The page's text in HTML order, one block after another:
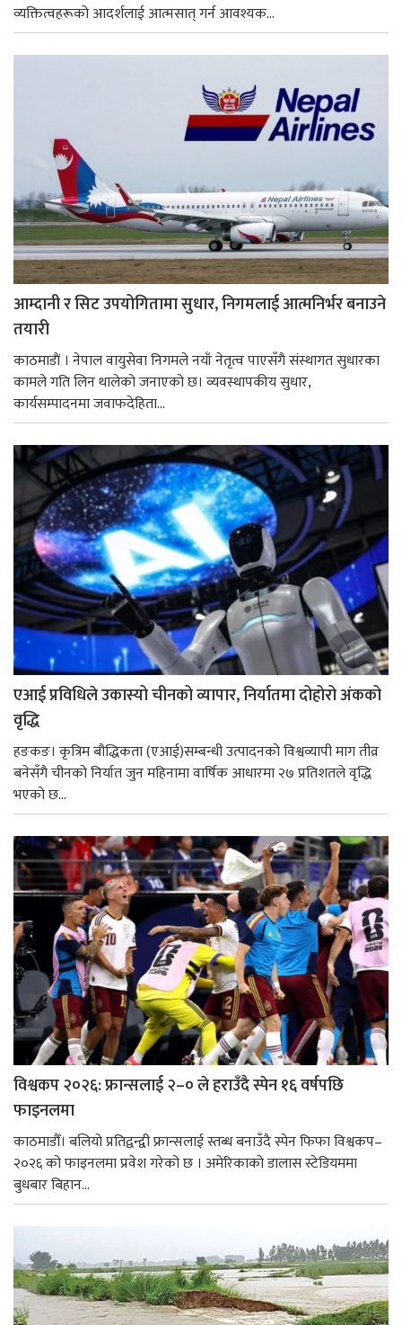
व्यक्तित्वहरूको आदर्शलाई आत्मसात् गर्न आवश्यक...
आम्दानी र सिट उपयोगितामा सुधार, निगमलाई आत्मनिर्भर बनाउने
तयारी
काठमाडाैं । नेपाल वायुसेवा निगमले नयाँ नेतृत्व पाएसँगै संस्थागत सुधारका
कामले गति लिन थालेको जनाएको छ। व्यवस्थापकीय सुधार,
कार्यसम्पादनमा जवाफदेहिता...
एआई प्रविधिले उकास्यो चीनको व्यापार, निर्यातमा दोहोरो अंकको
वृद्धि
हङकङ। कृत्रिम बौद्धिकता (एआई)सम्बन्धी उत्पादनको विश्वव्यापी माग तीव्र
बनेसँगै चीनको निर्यात जुन महिनामा वार्षिक आधारमा २७ प्रतिशतले वृद्धि
भएको छ...
विश्वकप २०२६: फ्रान्सलाई २–० ले हराउँदै स्पेन १६ वर्षपछि
फाइनलमा
काठमाडौँ। बलियो प्रतिद्वन्द्वी फ्रान्सलाई स्तब्ध बनाउँदै स्पेन फिफा विश्वकप–
२०२६ को फाइनलमा प्रवेश गरेको छ । अमेरिकाको डालास स्टेडियममा
बुधबार बिहान...